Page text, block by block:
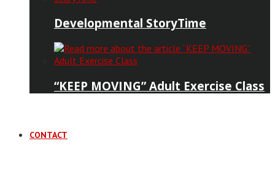
Developmental StoryTime
“KEEP MOVING” Adult Exercise Class
CONTACT